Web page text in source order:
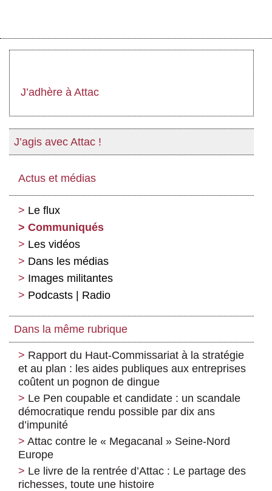
J’adhère à Attac
J’agis avec Attac !
Actus et médias
Le flux
Communiqués
Les vidéos
Dans les médias
Images militantes
Podcasts | Radio
Dans la même rubrique
Rapport du Haut-Commissariat à la stratégie
et au plan : les aides publiques aux entreprises
coûtent un pognon de dingue
Le Pen coupable et candidate : un scandale
démocratique rendu possible par dix ans
d’impunité
Attac contre le « Megacanal » Seine-Nord
Europe
Le livre de la rentrée d’Attac : Le partage des
richesses, toute une histoire